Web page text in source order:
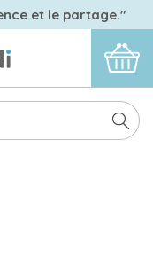
et le partage."